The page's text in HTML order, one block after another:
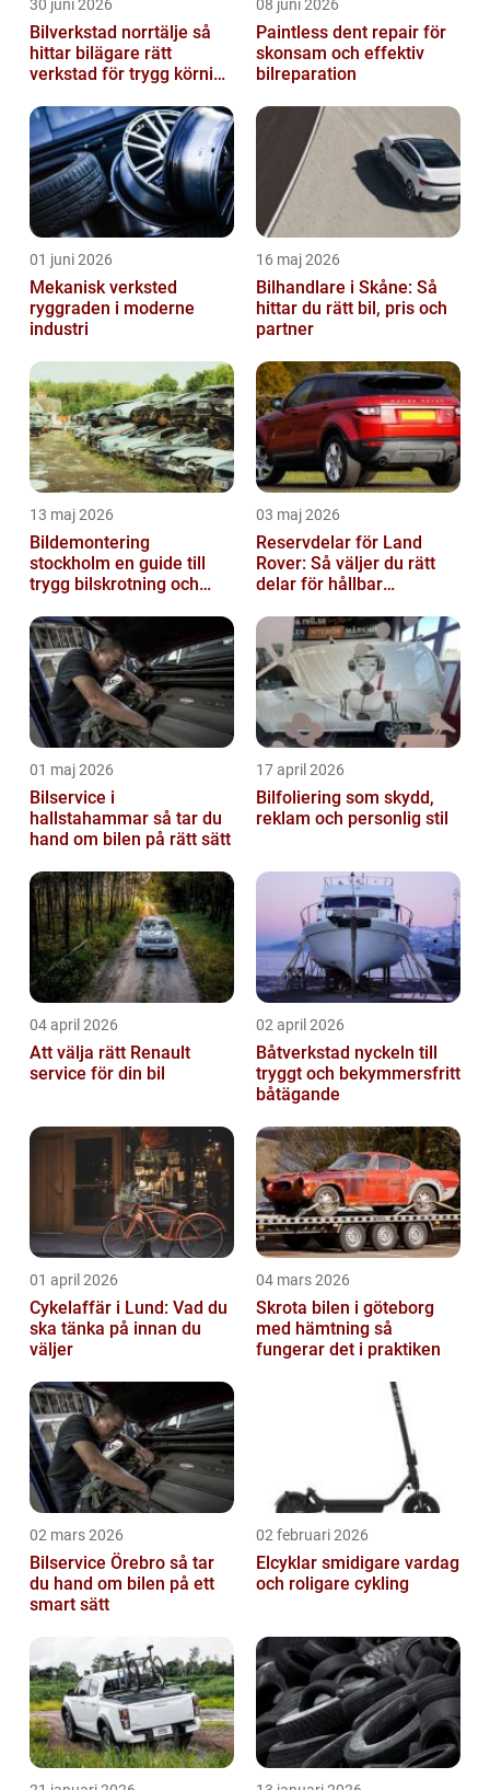
30 juni 2026
Bilverkstad norrtälje så
hittar bilägare rätt
verkstad för trygg körning
08 juni 2026
Paintless dent repair för
skonsam och effektiv
bilreparation
01 juni 2026
Mekanisk verksted
ryggraden i moderne
industri
16 maj 2026
Bilhandlare i Skåne: Så
hittar du rätt bil, pris och
partner
13 maj 2026
Bildemontering
stockholm en guide till
trygg bilskrotning och
03 maj 2026
Reservdelar för Land
Rover: Så väljer du rätt
delar för hållbar
01 maj 2026
Bilservice i
hallstahammar så tar du
hand om bilen på rätt sätt
17 april 2026
Bilfoliering som skydd,
reklam och personlig stil
04 april 2026
Att välja rätt Renault
service för din bil
02 april 2026
Båtverkstad nyckeln till
tryggt och bekymmersfritt
båtägande
01 april 2026
Cykelaffär i Lund: Vad du
ska tänka på innan du
väljer
04 mars 2026
Skrota bilen i göteborg
med hämtning så
fungerar det i praktiken
02 mars 2026
Bilservice Örebro så tar
du hand om bilen på ett
smart sätt
02 februari 2026
Elcyklar smidigare vardag
och roligare cykling